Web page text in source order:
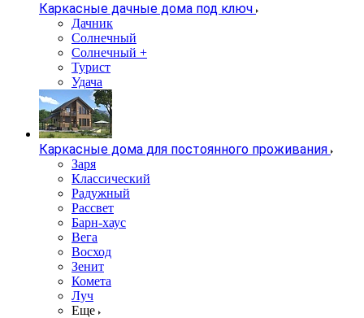
Каркасные дачные дома под ключ
Дачник
Солнечный
Солнечный +
Турист
Удача
Каркасные дома для постоянного проживания
Заря
Классический
Радужный
Рассвет
Барн-хаус
Вега
Восход
Зенит
Комета
Луч
Еще